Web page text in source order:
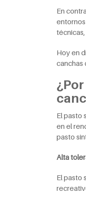
En
Hoy en
canchas
El pasto
en el
pasto
Alta
El pasto